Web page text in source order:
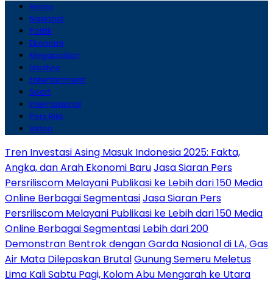
Home
Nasional
Politik
Ekonomi
Megapolitan
Lifestyle
Entertainment
Sport
Internasional
Pers Rilis
Video
Tren Investasi Asing Masuk Indonesia 2025: Fakta,
Angka, dan Arah Ekonomi BaruJasa Siaran Pers
Persriliscom Melayani Publikasi ke Lebih dari 150 Media
Online Berbagai SegmentasiJasa Siaran Pers
Persriliscom Melayani Publikasi ke Lebih dari 150 Media
Online Berbagai Segmentasi Lebih dari 200
Demonstran Bentrok dengan Garda Nasional di LA, Gas
Air Mata Dilepaskan BrutalGunung Semeru Meletus
Lima Kali Sabtu Pagi, Kolom Abu Mengarah ke Utara